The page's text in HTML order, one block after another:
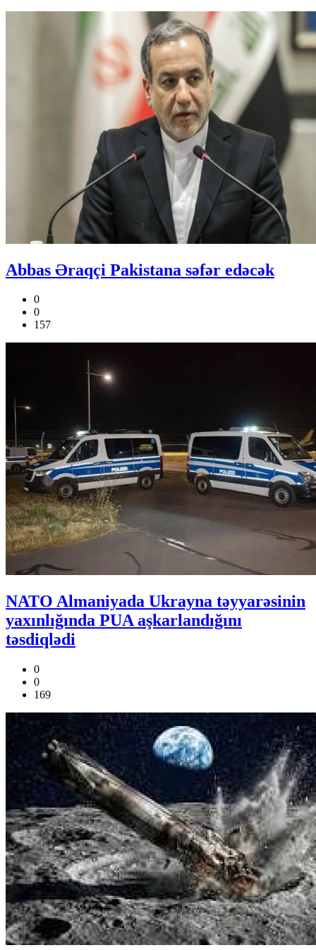
Abbas Əraqçi Pakistana səfər edəcək
0
0
157
NATO Almaniyada Ukrayna təyyarəsinin
yaxınlığında PUA aşkarlandığını
təsdiqlədi
0
0
169